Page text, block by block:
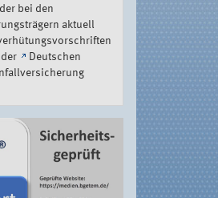
bei den
aktuell
Deutschen